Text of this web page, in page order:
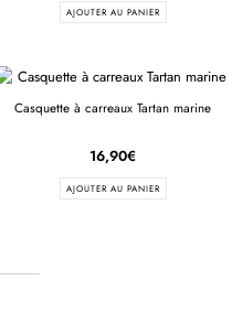
AJOUTER AU PANIER
Casquette à carreaux Tartan marine
16,90€
AJOUTER AU PANIER